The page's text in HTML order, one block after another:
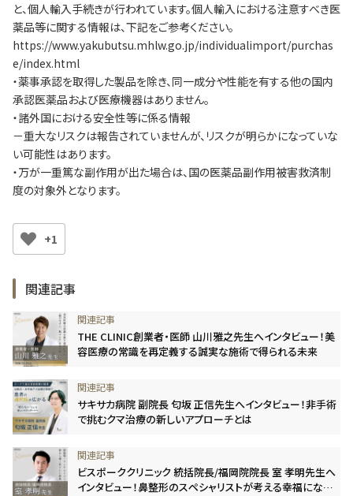
と、個人輸入手続きが行われています。個人輸入における注意すべき医
薬品等に関する情報は、下記をご参考ください。
https://www.yakubutsu.mhlw.go.jp/individualimport/purchas
e/index.html
・薬事承認を取得した製品を除き、同一成分や性能を有する他の国内
承認医薬品および医療機器はありません。
・諸外国における安全性等に係る情報
－重大なリスクは報告されていませんが、リスクが明らかになっていな
い可能性はあります。
・万が一重篤な副作用が出た場合は、国の医薬品副作用被害救済制
度の対象外となります。
+1
関連記事
THE CLINIC創業者・医師 山川雅之先生へインタビュー！美
容医療の常識を再定義する誠実な施術で得られる未来
サキサカ病院 副院長 匂坂 正信先生へインタビュー！非手術
で挑むクマ治療の新しいアプローチとは
ビスポーククリニック 統括院長/福岡院院長 室 孝明先生へ
インタビュー！鼻整形のスペシャリストが考える幸福になる